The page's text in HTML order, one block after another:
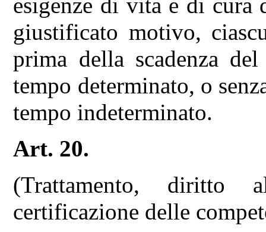
giustificato motivo,
prima della scadenza
tempo determinato, o
tempo indeterminato.
Art. 20.
(Trattamento, diritto
certificazione delle